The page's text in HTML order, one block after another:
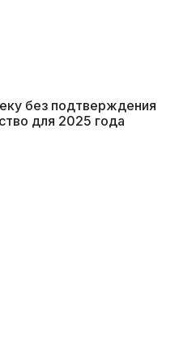
без подтверждения
для 2025 года